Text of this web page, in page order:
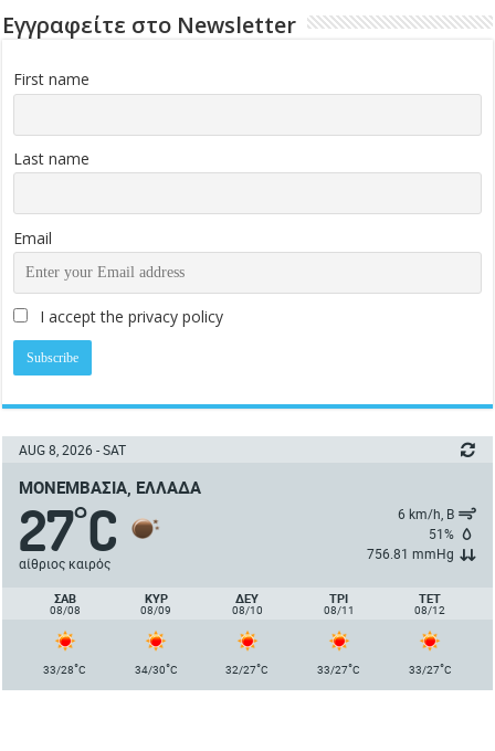
Εγγραφείτε στο Newsletter
First name
Last name
Email
I accept the privacy policy
AUG 8, 2026 - SAT
ΜΟΝΕΜΒΑΣΙΆ, ΕΛΛΆΔΑ
27°C
αίθριος καιρός
6 km/h, Β
51%
756.81 mmHg
ΣΑΒ
08/08
ΚΥΡ
08/09
ΔΕΥ
08/10
ΤΡΙ
08/11
ΤΕΤ
08/12
33/28°C 34/30°C 32/27°C 33/27°C 33/27°C